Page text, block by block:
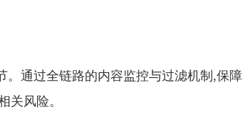
通过全链路的内容监控与过滤机制,保障
关风险。